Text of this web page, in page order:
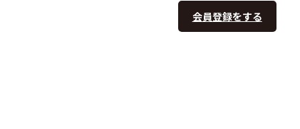
会員登録をする